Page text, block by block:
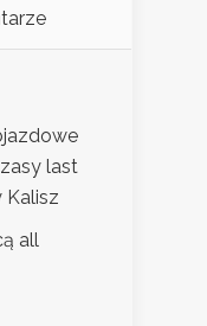
last
Kalisz
all